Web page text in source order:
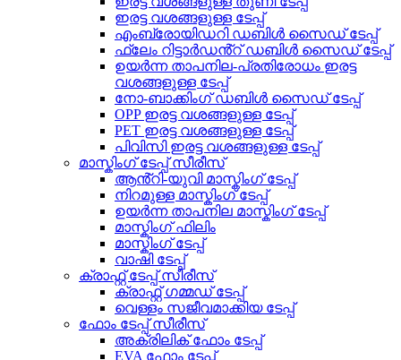
ഇരട്ട വശങ്ങളുള്ള ടേപ്പ്
എംബ്രോയിഡറി ഡബിൾ സൈഡ് ടേപ്പ്
ഫ്ലേം റിട്ടാർഡൻ്റ് ഡബിൾ സൈഡ് ടേപ്പ്
ഉയർന്ന താപനില-പ്രതിരോധം ഇരട്ട
വശങ്ങളുള്ള ടേപ്പ്
നോ-ബാക്കിംഗ് ഡബിൾ സൈഡ് ടേപ്പ്
OPP ഇരട്ട വശങ്ങളുള്ള ടേപ്പ്
PET ഇരട്ട വശങ്ങളുള്ള ടേപ്പ്
പിവിസി ഇരട്ട വശങ്ങളുള്ള ടേപ്പ്
മാസ്കിംഗ് ടേപ്പ് സീരീസ്
ആൻ്റി-യുവി മാസ്കിംഗ് ടേപ്പ്
നിറമുള്ള മാസ്കിംഗ് ടേപ്പ്
ഉയർന്ന താപനില മാസ്കിംഗ് ടേപ്പ്
മാസ്കിംഗ് ഫിലിം
മാസ്കിംഗ് ടേപ്പ്
വാഷി ടേപ്പ്
ക്രാഫ്റ്റ് ടേപ്പ് സീരീസ്
ക്രാഫ്റ്റ് ഗമ്മഡ് ടേപ്പ്
വെള്ളം സജീവമാക്കിയ ടേപ്പ്
ഫോം ടേപ്പ് സീരീസ്
അക്രിലിക് ഫോം ടേപ്പ്
EVA ഫോം ടേപ്പ്